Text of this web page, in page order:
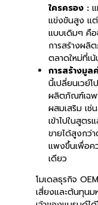
ใครครอง :
แข่งขันสูง แ
แบบเดิมๆ คื
การสร้างผลิ
ตลาดใหม่ที่เ
การสร้างมูล
นี้เปลี่ยนเวย์
ผลิตภัณฑ์เฉพ
ผสมเสริม เช่
เข้าไปในสูตร
ขายได้สูงกว่
แพงขึ้นเพื่อค
เดียว
โมเดลธุรกิจ
เสี่ยงและต้นทุนม